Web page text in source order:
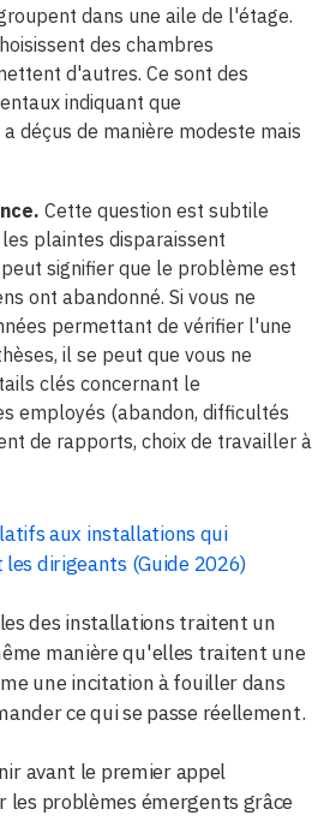
dans une aile de l'étage.
des chambres
d'autres. Ce sont des
indiquant que
déçus de manière modeste mais
Cette question est subtile
plaintes disparaissent
signifier que le problème est
ont abandonné. Si vous ne
permettant de vérifier l'une
il se peut que vous ne
clés concernant le
employés (abandon, difficultés
de rapports, choix de travailler à
aux installations qui
dirigeants (Guide 2026)
des installations traitent un
manière qu'elles traitent une
une incitation à fouiller dans
ce qui se passe réellement.
avant le premier appel
les problèmes émergents grâce